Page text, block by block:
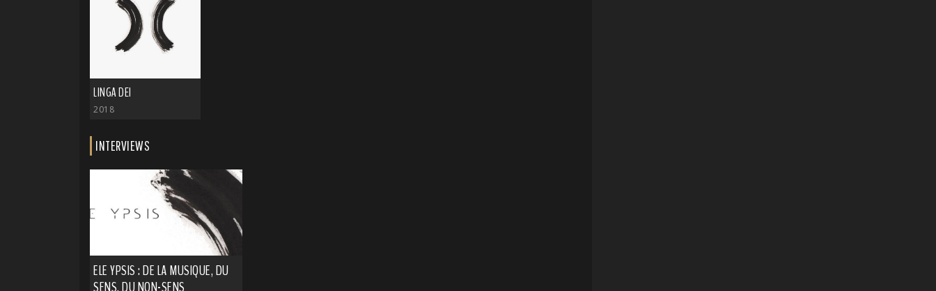
LINGA DEI
2018
INTERVIEWS
ELE YPSIS : DE LA MUSIQUE, DU
SENS, DU NON-SENS